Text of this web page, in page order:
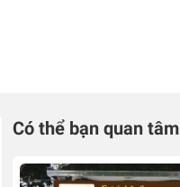
Có thể bạn quan tâm